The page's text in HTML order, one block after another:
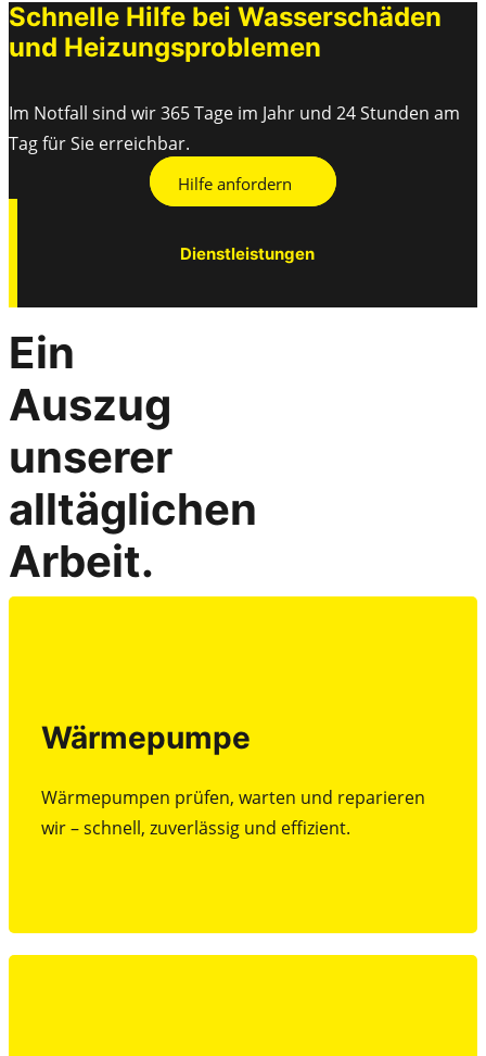
Schnelle Hilfe bei Wasserschäden
und Heizungsproblemen
Im Notfall sind wir 365 Tage im Jahr und 24 Stunden am
Tag für Sie erreichbar.
Hilfe anfordern
Dienstleistungen
Ein
Auszug
unserer
alltäglichen
Arbeit.
Wärmepumpe
Wärmepumpen prüfen, warten und reparieren
wir – schnell, zuverlässig und effizient.
Wärmepumpen prüfen, warten und reparieren